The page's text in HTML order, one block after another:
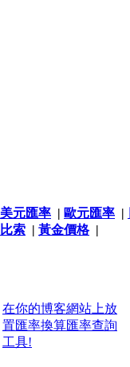
美元匯率 | 歐元匯率 |
比索 | 黃金價格|
在你的博客網站上放
置匯率換算匯率查詢
工具!